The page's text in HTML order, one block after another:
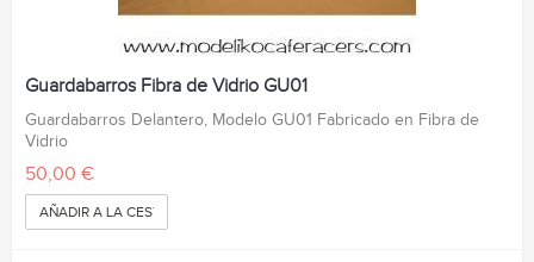
Guardabarros Fibra de Vidrio GU01
Guardabarros Delantero, Modelo GU01 Fabricado en Fibra de
Vidrio
50,00 €
AÑADIR A LA CESTA